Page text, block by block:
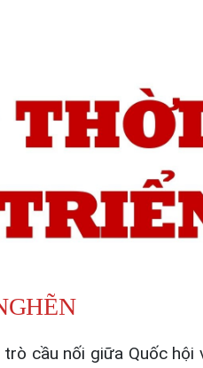
cầu nối giữa Quốc